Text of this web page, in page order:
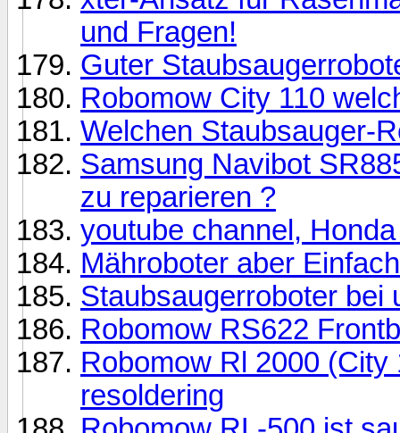
und Fragen!
Guter
Robomow City 110
Welchen Staubsauger-
Samsung Navibot
zu reparieren ?
youtube channel,
Mähroboter aber Einfach
Staubsaugerroboter bei
Robomow RS622
Robomow Rl 2000
resoldering